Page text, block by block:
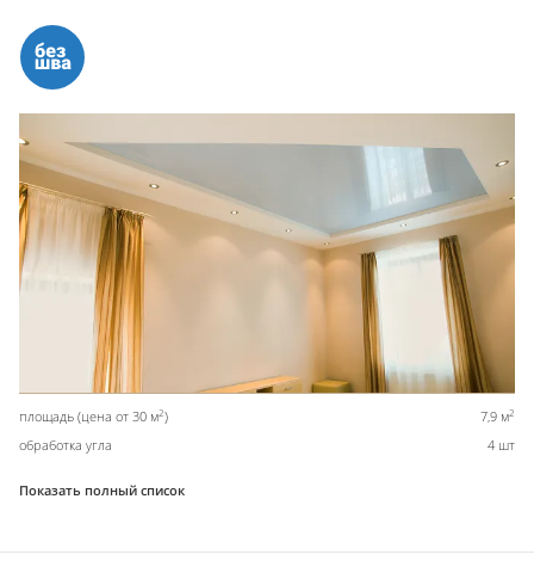
площадь (цена от 30 м2) 7,9 м2
обработка угла 4 шт
Показать полный список